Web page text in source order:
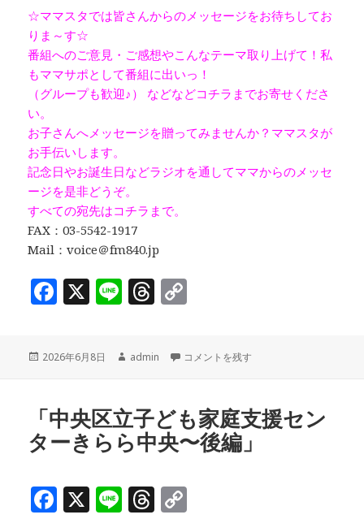
☆ママスタでは皆さんからのメッセージをお待ちしてお
りま～す☆
番組へのご意見・ご感想やこんなテーマ取り上げて！私
もママサポとして番組に出いっ！
（グループも歓迎♪） などなどコチラまでお寄せくださ
い。
お子さんへメッセージを贈ってみませんか？ママスタが
お手伝いします。
記念日やお誕生日などラジオを通してママからのメッセ
ージを是非どうぞ。
すべての宛先はコチラまで。
FAX：03-5542-1917
Mail：voice＠fm840.jp
F
c
e
o
o
X Li
e
T
e
d
s
y
n
k
投
2026年6月8日
作
admin ママミーティング ～ シェアスナック
コメントを残す
「中央区立子ども家庭支援セン
ターきらら中央〜後編」
F X Li T